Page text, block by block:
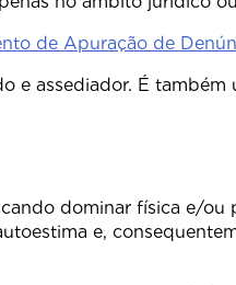
de Apuração de
e assediador. É
dominar física e/
e,